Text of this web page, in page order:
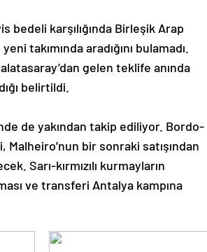
bedeli karşılığında Birleşik Arap
takımında aradığını bulamadı.
gelen teklife anında
belirtildi.
de yakından takip ediliyor. Bordo-
bir sonraki satışından
Sarı-kırmızılı kurmayların
ve transferi Antalya kampına